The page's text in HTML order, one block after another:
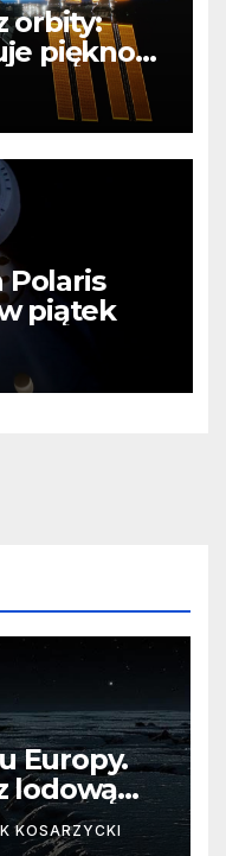
orbity:
piękno
Polaris
piątek
Europy.
lodową
KOSARZYCKI